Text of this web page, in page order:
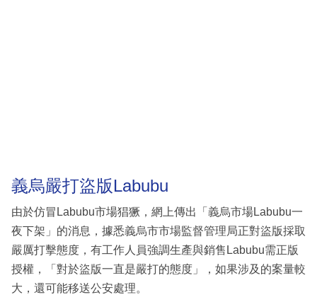
義烏嚴打盜版Labubu
由於仿冒Labubu市場猖獗，網上傳出「義烏市場Labubu一
夜下架」的消息，據悉義烏市市場監督管理局正對盜版採取
嚴厲打擊態度，有工作人員強調生產與銷售Labubu需正版
授權，「對於盜版一直是嚴打的態度」，如果涉及的案量較
大，還可能移送公安處理。